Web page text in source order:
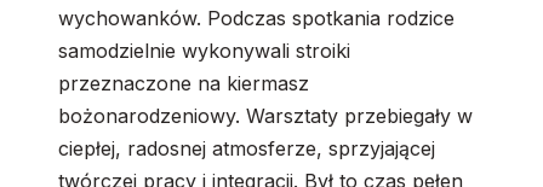
wychowanków. Podczas spotkania rodzice
samodzielnie wykonywali stroiki
przeznaczone na kiermasz
bożonarodzeniowy. Warsztaty przebiegały w
ciepłej, radosnej atmosferze, sprzyjającej
twórczej pracy i integracji. Był to czas pełen